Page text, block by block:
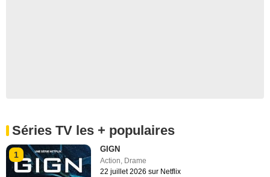
Séries TV les + populaires
1
GIGN
Action, Drame
22 juillet 2026 sur Netflix